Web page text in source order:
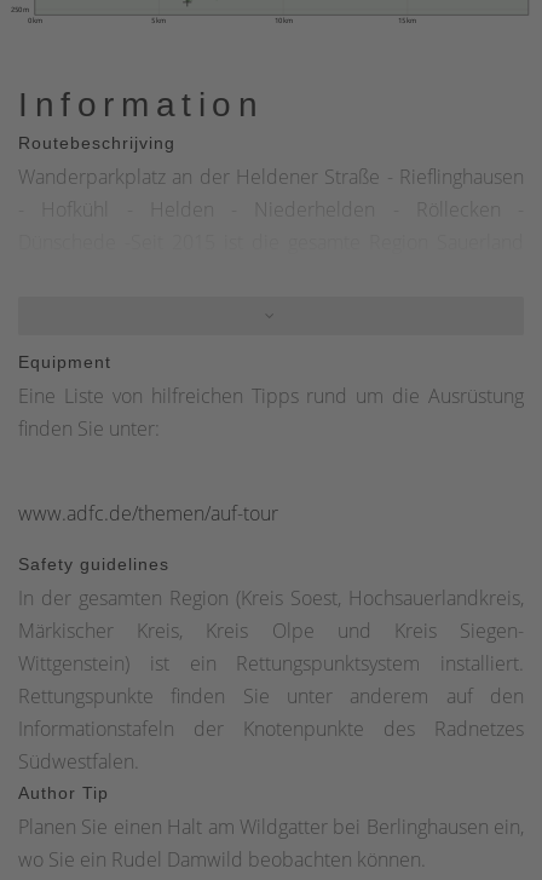
0 km 5 km 10 km 15 km
250 m
Information
Routebeschrijving
Wanderparkplatz an der Heldener Straße - Rieflinghausen
- Hofkühl - Helden - Niederhelden - Röllecken -
zahlen&nbsp;https://www.sauerland-
radwelt.de/de/tourenrad/das-konzept-radeln-nach-zahlen
Equipment
Eine Liste von hilfreichen Tipps rund um die Ausrüstung
finden Sie unter:
www.adfc.de/themen/auf-tour
Safety guidelines
In der gesamten Region (Kreis Soest, Hochsauerlandkreis,
Märkischer Kreis, Kreis Olpe und Kreis Siegen-
Wittgenstein) ist ein Rettungspunktsystem installiert.
Rettungspunkte finden Sie unter anderem auf den
Informationstafeln der Knotenpunkte des Radnetzes
Südwestfalen.
Author Tip
Planen Sie einen Halt am Wildgatter bei Berlinghausen ein,
wo Sie ein Rudel Damwild beobachten können.